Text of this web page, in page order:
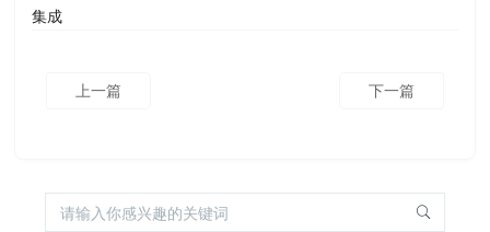
集成
上一篇 下一篇